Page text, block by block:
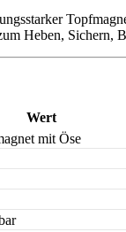
Heben, Sichern,
Wert
mit Öse